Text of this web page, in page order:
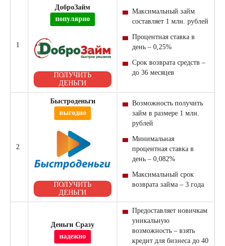
1
ДоброЗайм
популярно
ПОЛУЧИТЬ
ДЕНЬГИ
Максимальный займ
составляет 1 млн. рублей
Процентная ставка в
день – 0,25%
Срок возврата средств –
до 36 месяцев
2
Быстроденьги
выгодно
ПОЛУЧИТЬ
ДЕНЬГИ
Возможность получить
займв размере 1 млн.
рублей
Минимальная
процентная ставка в
день – 0,082%
Максимальный срок
возврата займа – 3 года
Деньги Сразу
надежно
Предоставляет новичкам
уникальную
возможность – взять
кредит для бизнеса до 40